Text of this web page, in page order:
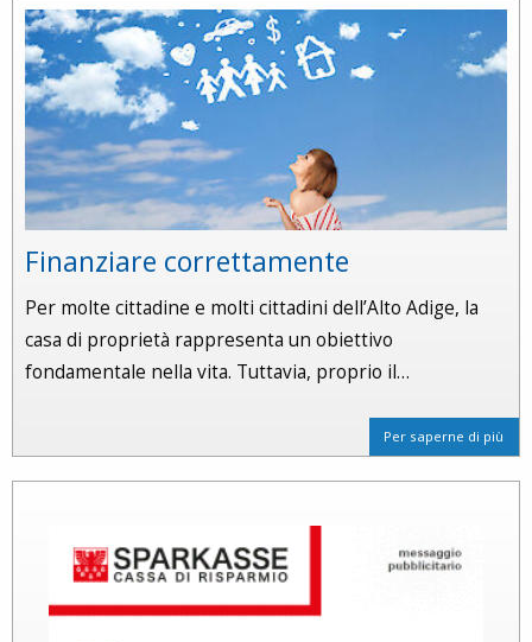
Finanziare correttamente
Per molte cittadine e molti cittadini dell’Alto Adige, la
casa di proprietà rappresenta un obiettivo
fondamentale nella vita. Tuttavia, proprio il…
Per saperne di più